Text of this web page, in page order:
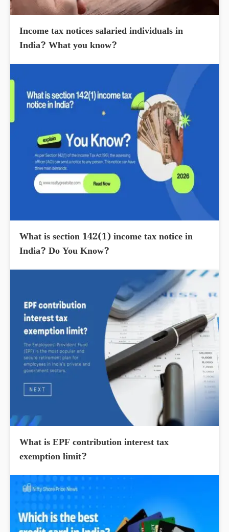
Income tax notices salaried individuals in
India? What you know?
What is section 142(1) income tax notice in
India? Do You Know?
What is EPF contribution interest tax
exemption limit?